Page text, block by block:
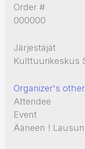
Order #
000000
Järjestäjät
Kulttuurikeskus
Organizer's
Attendee
Event
Ääneen !